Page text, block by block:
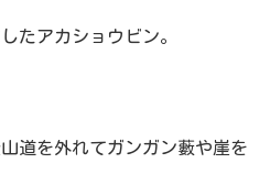
たアカショウビン。
道を外れてガンガン藪や崖を